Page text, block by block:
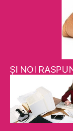
ŞI NOI